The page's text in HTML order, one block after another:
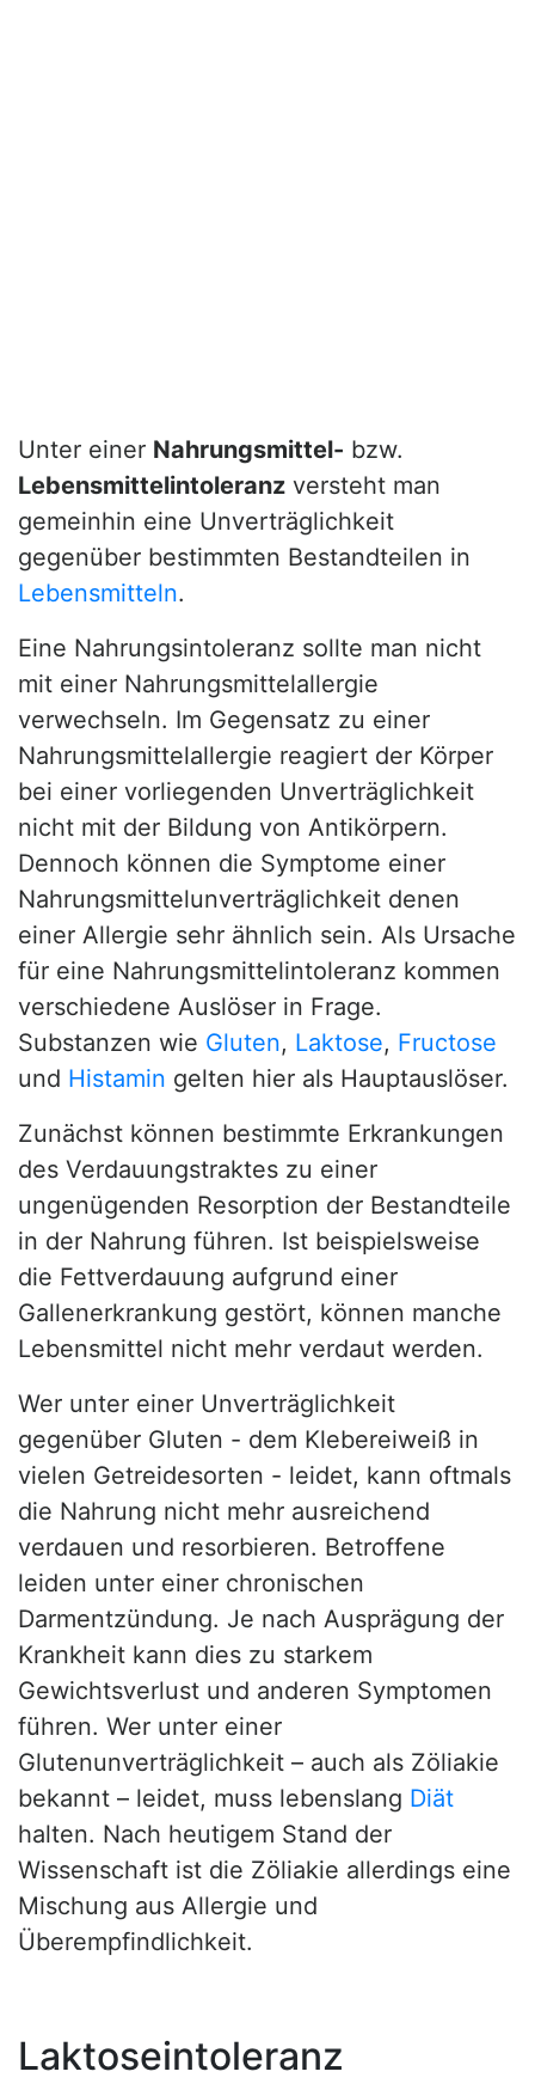
Unter einer Nahrungsmittel- bzw.
Lebensmittelintoleranz versteht man
gemeinhin eine Unverträglichkeit
gegenüber bestimmten Bestandteilen in
Lebensmitteln.
Eine Nahrungsintoleranz sollte man nicht
mit einer Nahrungsmittelallergie
verwechseln. Im Gegensatz zu einer
Nahrungsmittelallergie reagiert der Körper
bei einer vorliegenden Unverträglichkeit
nicht mit der Bildung von Antikörpern.
Dennoch können die Symptome einer
Nahrungsmittelunverträglichkeit denen
einer Allergie sehr ähnlich sein. Als Ursache
für eine Nahrungsmittelintoleranz kommen
verschiedene Auslöser in Frage.
Substanzen wie Gluten, Laktose, Fructose
und Histamin gelten hier als Hauptauslöser.
Zunächst können bestimmte Erkrankungen
des Verdauungstraktes zu einer
ungenügenden Resorption der Bestandteile
in der Nahrung führen. Ist beispielsweise
die Fettverdauung aufgrund einer
Gallenerkrankung gestört, können manche
Lebensmittel nicht mehr verdaut werden.
Wer unter einer Unverträglichkeit
gegenüber Gluten - dem Klebereiweiß in
vielen Getreidesorten - leidet, kann oftmals
die Nahrung nicht mehr ausreichend
verdauen und resorbieren. Betroffene
leiden unter einer chronischen
Darmentzündung. Je nach Ausprägung der
Krankheit kann dies zu starkem
Gewichtsverlust und anderen Symptomen
führen. Wer unter einer
Glutenunverträglichkeit – auch als Zöliakie
bekannt – leidet, muss lebenslang Diät
halten. Nach heutigem Stand der
Wissenschaft ist die Zöliakie allerdings eine
Mischung aus Allergie und
Überempfindlichkeit.
Laktoseintoleranz